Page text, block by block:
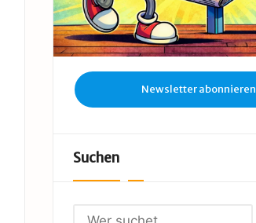
Newsletter abonnieren
Suchen